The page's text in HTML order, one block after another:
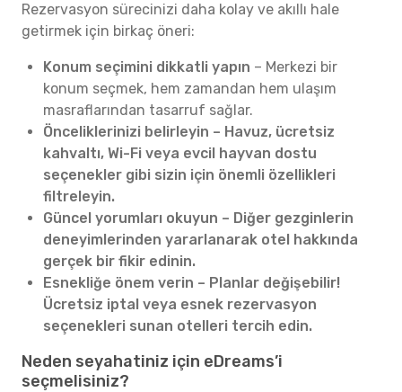
Rezervasyon sürecinizi daha kolay ve akıllı hale
getirmek için birkaç öneri:
Konum seçimini dikkatli yapın – Merkezi bir
konum seçmek, hem zamandan hem ulaşım
masraflarından tasarruf sağlar.
Önceliklerinizi belirleyin – Havuz, ücretsiz
kahvaltı, Wi-Fi veya evcil hayvan dostu
seçenekler gibi sizin için önemli özellikleri
filtreleyin.
Güncel yorumları okuyun – Diğer gezginlerin
deneyimlerinden yararlanarak otel hakkında
gerçek bir fikir edinin.
Esnekliğe önem verin – Planlar değişebilir!
Ücretsiz iptal veya esnek rezervasyon
seçenekleri sunan otelleri tercih edin.
Neden seyahatiniz için eDreams’i
seçmelisiniz?